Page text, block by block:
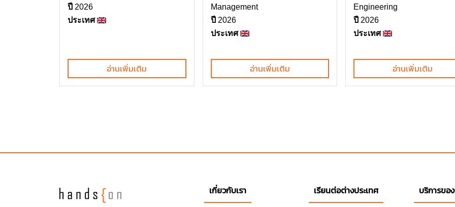
ปี 2026
ประเทศ
อ่านเพิ่มเติม
Management
ปี 2026
ประเทศ
อ่านเพิ่มเติม
Engineering
ปี 2026
ประเทศ
อ่านเพิ่มเติม
เกี่ยวกับเรา เรียนต่อต่างประเทศ บริการของ